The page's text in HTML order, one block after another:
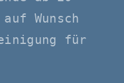
Wunsch
für